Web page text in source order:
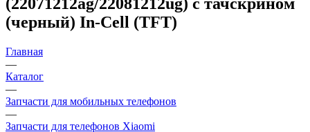
(22071212ag/22081212ug) с тачскрином
(черный) In-Cell (TFT)
Главная
—
Каталог
—
Запчасти для мобильных телефонов
—